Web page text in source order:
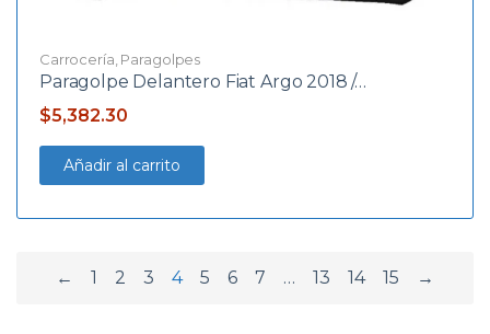
Carrocería Paragolpes
Paragolpe Delantero Fiat Argo 2018 /…
$5,382.30
Añadir al carrito
← 1 2 3 4 5 6 7 … 13 14 15 →